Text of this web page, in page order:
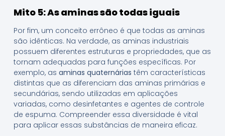
Mito 5: As aminas são todas iguais
Por fim, um conceito errôneo é que todas as aminas
são idênticas. Na verdade, as aminas industriais
possuem diferentes estruturas e propriedades, que as
tornam adequadas para funções específicas. Por
exemplo, as aminas quaternárias têm características
distintas que as diferenciam das aminas primárias e
secundárias, sendo utilizadas em aplicações
variadas, como desinfetantes e agentes de controle
de espuma. Compreender essa diversidade é vital
para aplicar essas substâncias de maneira eficaz.